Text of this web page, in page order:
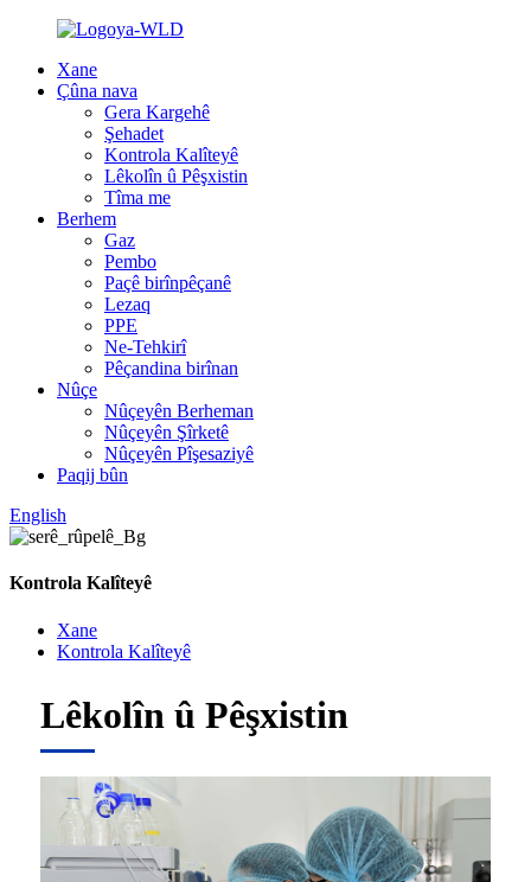
Xane
Çûna nava
Gera Kargehê
Şehadet
Kontrola Kalîteyê
Lêkolîn û Pêşxistin
Tîma me
Berhem
Gaz
Pembo
Paçê birînpêçanê
Lezaq
PPE
Ne-Tehkirî
Pêçandina birînan
Nûçe
Nûçeyên Berheman
Nûçeyên Şîrketê
Nûçeyên Pîşesaziyê
Paqij bûn
English
Kontrola Kalîteyê
Xane
Kontrola Kalîteyê
Lêkolîn û Pêşxistin